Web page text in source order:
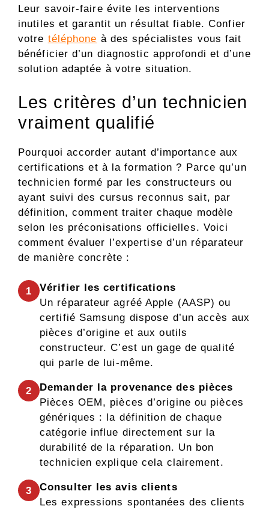
Leur savoir-faire évite les interventions
inutiles et garantit un résultat fiable. Confier
votre téléphone à des spécialistes vous fait
bénéficier d’un diagnostic approfondi et d’une
solution adaptée à votre situation.
Les critères d’un technicien
vraiment qualifié
Pourquoi accorder autant d’importance aux
certifications et à la formation ? Parce qu’un
technicien formé par les constructeurs ou
ayant suivi des cursus reconnus sait, par
définition, comment traiter chaque modèle
selon les préconisations officielles. Voici
comment évaluer l’expertise d’un réparateur
de manière concrète :
1
Vérifier les certifications
Un réparateur agréé Apple (AASP) ou
certifié Samsung dispose d’un accès aux
pièces d’origine et aux outils
constructeur. C’est un gage de qualité
qui parle de lui-même.
2
Demander la provenance des pièces
Pièces OEM, pièces d’origine ou pièces
génériques : la définition de chaque
catégorie influe directement sur la
durabilité de la réparation. Un bon
technicien explique cela clairement.
3
Consulter les avis clients
Les expressions spontanées des clients